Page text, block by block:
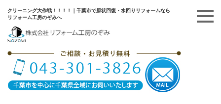
クリーニング大作戦！！！！｜千葉市で原状回復・水回りリフォームなら
リフォーム工房のぞみへ